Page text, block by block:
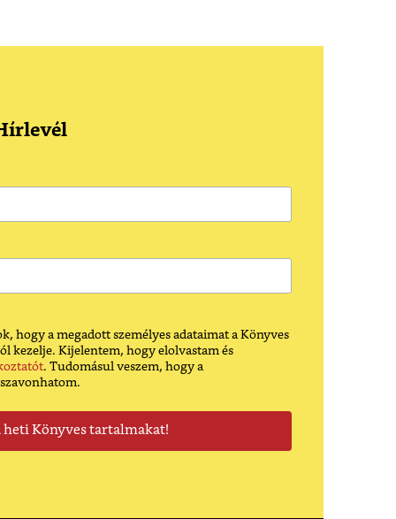
hogy a megadott személyes adataimat a Könyves
kezelje. Kijelentem, hogy elolvastam és
. Tudomásul veszem, hogy a